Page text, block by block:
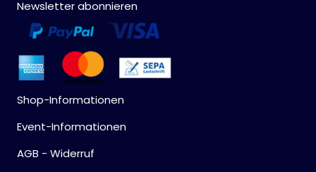
Newsletter abonnieren
Shop-Informationen
Event-Informationen
AGB - Widerruf